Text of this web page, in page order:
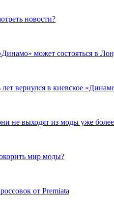
новости?
может состояться в
вернулся в киевское
не выходят из моды уже более
мир моды?
от Premiata